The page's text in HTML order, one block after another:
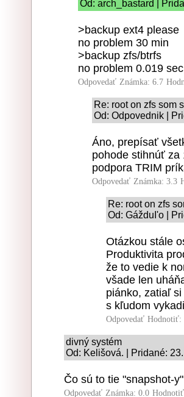
Od: arch_bastard |
>backup ext4 please
no problem 30 min
>backup zfs/btrfs
no problem 0.019 sec
Odpovedať Známka: 6.7
Re: root on zfs som
Od: Odpovednik |
Áno, prepísať
pohode stihnúť za
podpora TRIM
Odpovedať Známka: 3.3
Re: root on zfs
Od: GážduI'o |
Otázkou stále
Produktivita
že to vedie k
všade len
piánko, zatiaľ
s kľudom
Odpovedať Hodnotiť:
divný systém
Od: Kelišová. | Pridané:
Čo sú to tie "snapshot-
Odpovedať Známka: 0.0